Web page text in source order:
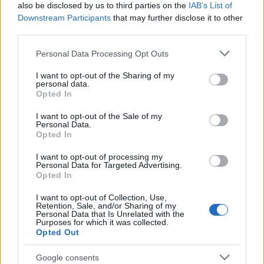
also be disclosed by us to third parties on the IAB’s List of
Downstream Participants that may further disclose it to other
Please note that this website/app uses one or more Google
not limited to your visit or usage behaviour. You may click to
grant or deny consent to Google and its third-party tags to
use your data for below specified purposes in below Google
consent section.
Personal Data Processing Opt Outs
I want to opt-out of the Sharing of my
personal data.
Opted In
I want to opt-out of the Sale of my
Personal Data.
Opted In
I want to opt-out of processing my
Personal Data for Targeted Advertising.
Opted In
I want to opt-out of Collection, Use,
Retention, Sale, and/or Sharing of my
Personal Data that Is Unrelated with the
Purposes for which it was collected.
Opted Out
Google consents
προτάσεις προανακριτικής. Η αντιπολίτευση αντί
να αποσύρει τις προτάσεις της, απέσυρε τους
«Η ΝΔ ενωμένη και συμπαγής μένει προσηλωμένη
στην τήρηση του σχεδίου μας βάσει του οποίου
Απαντώντας στην
ψήφου, σημείωσε ότι αυτή η πρακτική έχει
χρησιμοποιηθεί εκτενώς από την αντιπολίτευση.
μεγαλύτερη χρήση της επιστολικής ψήφου»,
υπογράμμισε, κατηγορώντας τα κόμματα της
αντιπολίτευσης ότι δεν ψήφισαν καν τις δικές τους
προτάσεις.